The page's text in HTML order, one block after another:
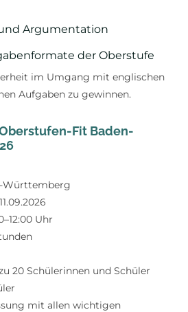
Argumentation
der Oberstufe
im Umgang mit englischen
Aufgaben zu gewinnen.
Fit Baden-
Württemberg
Uhr
20 Schülerinnen und Schüler
mit allen wichtigen